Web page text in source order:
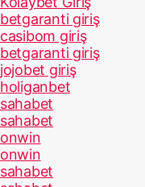
betgaranti giriş
casibom giriş
betgaranti giriş
jojobet giriş
holiganbet
sahabet
sahabet
onwin
onwin
sahabet